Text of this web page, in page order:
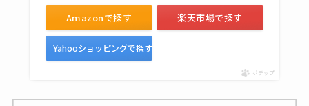
Amazonで探す 楽天市場で探す
Yahooショッピングで探す
ポチップ